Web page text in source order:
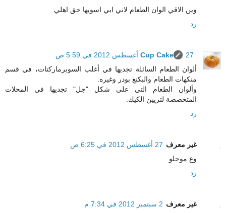
وين الاقي الوان الطعام لاني ابي اسويها حق اهلي
رد
Cup Cake
27 أغسطس 2012 في 5:59 ص
ألوان الطعام السائلة تجديها في أغلب السوبرماركتات، في قسم
منكهات الطعام والبكنغ بودر وغيره.
وألوان الطعام التي على شكل "جل" تجديها في المحلات
المتخصصة لتزيين الكيك.
رد
غير معرف 27 أغسطس 2012 في 6:25 ص
وع موحلو
رد
غير معرف 2 سبتمبر 2012 في 7:34 م